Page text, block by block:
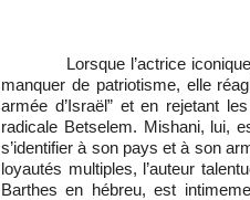
Lorsque l’actrice iconique
manquer de patriotisme, elle
armée d’Israël” et en rejetant
radicale Betselem. Mishani, lui,
s’identifier à son pays et à son
loyautés multiples, l’auteur
Barthes en hébreu, est